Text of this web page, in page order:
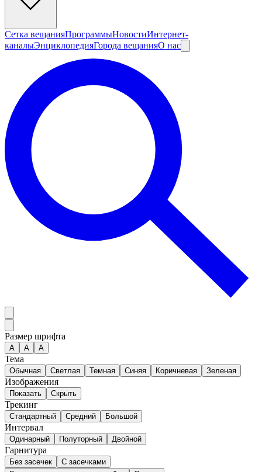
Сетка вещанияПрограммыНовостиИнтернет-
каналыЭнциклопедияГорода вещанияО нас
Размер шрифта
А A A
Тема
Обычная Светлая Темная Синяя Коричневая Зеленая
Изображения
Показать Скрыть
Трекинг
Стандартный Средний Большой
Интервал
Одинарный Полуторный Двойной
Гарнитура
Без засечек
С засечками